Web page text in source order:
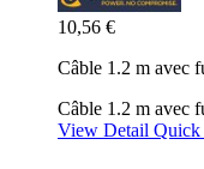
10,56 €
Câble 1.2 m avec
Câble 1.2 m avec
View Detail